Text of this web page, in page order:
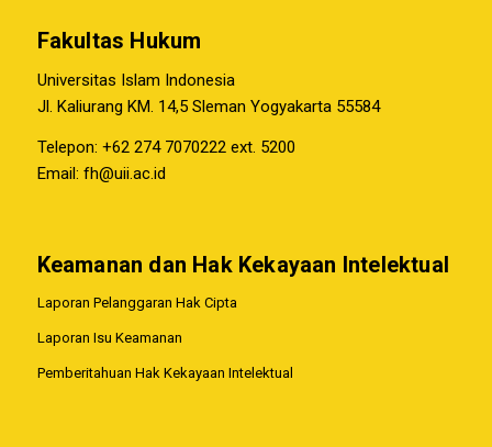
Fakultas Hukum
Universitas Islam Indonesia
Jl. Kaliurang KM. 14,5 Sleman Yogyakarta 55584
Telepon: +62 274 7070222 ext. 5200
Email: fh@uii.ac.id
Keamanan dan Hak Kekayaan Intelektual
Laporan Pelanggaran Hak Cipta
Laporan Isu Keamanan
Pemberitahuan Hak Kekayaan Intelektual